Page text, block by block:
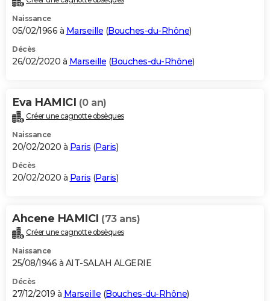
Naissance
05/02/1966 à Marseille (Bouches-du-Rhône)
Décès
26/02/2020 à Marseille (Bouches-du-Rhône)
Eva HAMICI (0 an)
Créer une cagnotte obsèques
Naissance
20/02/2020 à Paris (Paris)
Décès
20/02/2020 à Paris (Paris)
Ahcene HAMICI (73 ans)
Créer une cagnotte obsèques
Naissance
25/08/1946 à AIT-SALAH ALGERIE
Décès
27/12/2019 à Marseille (Bouches-du-Rhône)